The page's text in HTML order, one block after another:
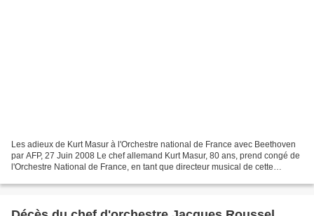
Les adieux de Kurt Masur à l'Orchestre national de France avec Beethoven
par AFP, 27 Juin 2008 Le chef allemand Kurt Masur, 80 ans, prend congé de
l'Orchestre National de France, en tant que directeur musical de cette